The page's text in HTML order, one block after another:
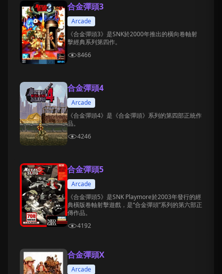
合金彈頭3
Arcade
《合金彈頭3》是SNK於2000年推出的橫向卷軸射
擊經典系列第四作。
8466
合金彈頭4
Arcade
《合金彈頭4》是《合金彈頭》系列的第四部正統作
品。
4246
合金彈頭5
Arcade
《合金彈頭5》是SNK Playmore於2003年發行的經
典橫版卷軸射擊遊戲，是“合金彈頭”系列的第六部正
傳作品。
4192
合金彈頭X
Arcade